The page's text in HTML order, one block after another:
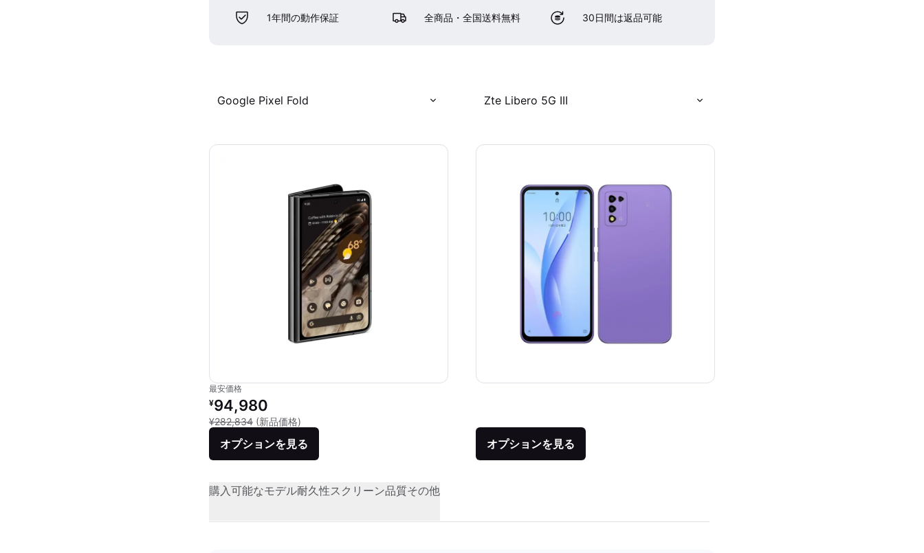
1年間の動作保証 全商品・全国送料無料 30日間は返品可能
Google Pixel Fold Zte Libero 5G III
最安価格
リファービッシュ品の価格：
¥94,980
¥282,834 (新品価格)
オプションを見る オプションを見る
購入可能なモデル耐久性スクリーン品質その他